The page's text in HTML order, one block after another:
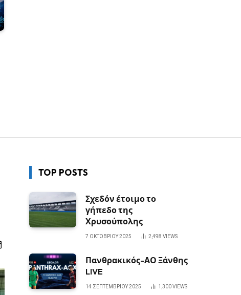
TOP POSTS
Σχεδόν έτοιμο το
γήπεδο της
Χρυσούπολης
7 ΟΚΤΩΒΡΊΟΥ 2025 2,498 VIEWS
Πανθρακικός-ΑΟ Ξάνθης
LIVE
14 ΣΕΠΤΕΜΒΡΊΟΥ 2025 1,300VIEWS